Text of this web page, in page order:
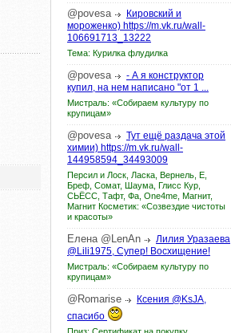
@povesa
Кировский и
мороженко) https://m.vk.ru/wall-
106691713_13222
Тема: Курилка флудилка
@povesa
- А я конструктор
купил, на нем написано "от 1 ...
Мистраль: «Собираем культуру по
крупицам»
@povesa
Тут ещё раздача этой
химии) https://m.vk.ru/wall-
144958594_34493009
Персил и Лоск, Ласка, Вернель, Е,
Бреф, Сомат, Шаума, Глисс Кур,
СЬЁСС, Тафт, Фа, One4me, Магнит,
Магнит Косметик: «Созвездие чистоты
и красоты»
Елена @LenAn
Лилия Уразаева
@Lili1975, Супер! Восхищение!
Мистраль: «Собираем культуру по
крупицам»
@Romarise
Ксения @KsJA,
спасибо